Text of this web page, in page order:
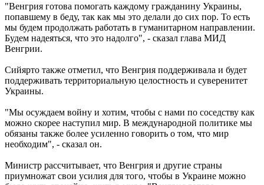
"Венгрия готова помогать каждому гражданину Украины,
попавшему в беду, так как мы это делали до сих пор. То есть
мы будем продолжать работать в гуманитарном направлении.
Будем надеяться, что это надолго", - сказал глава МИД
Венгрии.
Сийярто также отметил, что Венгрия поддерживала и будет
поддерживать территориальную целостность и суверенитет
Украины.
"Мы осуждаем войну и хотим, чтобы с нами по соседству как
можно скорее наступил мир. В международной политике мы
обязаны также более усиленно говорить о том, что мир
необходим", - сказал он.
Министр рассчитывает, что Венгрия и другие страны
приумножат свои усилия для того, чтобы в Украине можно